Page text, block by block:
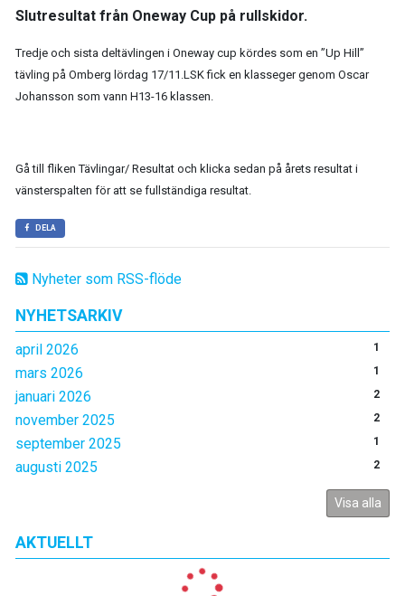
Nyheter som RSS-flöde
NYHETSARKIV
april 2026 1
mars 2026 1
januari 2026 2
november 2025 2
september 2025 1
augusti 2025 2
Visa alla
AKTUELLT
Slutresultat från Oneway Cup på rullskidor.
Tredje och sista deltävlingen i Oneway cup kördes som en ”Up Hill”
tävling på Omberg lördag 17/11.LSK fick en klasseger genom Oscar
Johansson som vann H13-16 klassen.
Gå till fliken Tävlingar/ Resultat och klicka sedan på årets resultat i
vänsterspalten för att se fullständiga resultat.
DELA